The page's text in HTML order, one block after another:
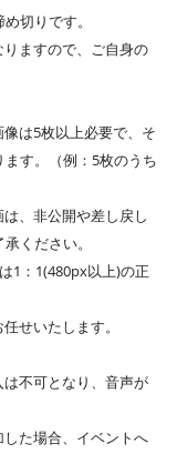
切りです。
ますので、ご自身の
は5枚以上必要で、そ
す。（例：5枚のうち
、非公開や差し戻し
ください。
1：1(480px以上)の正
せいたします。
不可となり、音声が
た場合、イベントへ